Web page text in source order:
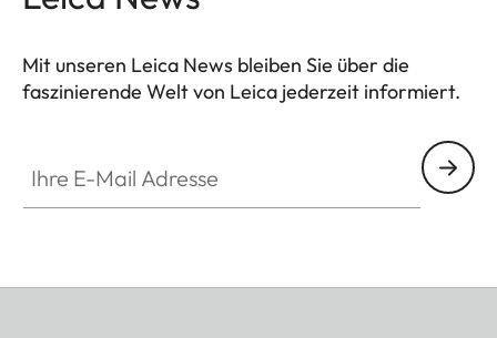
Mit unseren Leica News bleiben Sie über die
faszinierende Welt von Leica jederzeit informiert.